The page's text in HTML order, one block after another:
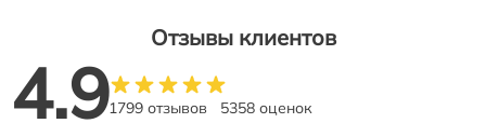
Отзывы клиентов
4.91799 отзывов 5358 оценок